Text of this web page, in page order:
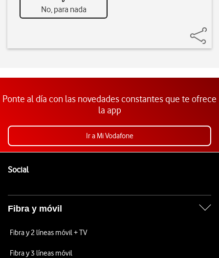
No, para nada
Ponte al día con las novedades constantes que te ofrece
la app
Ir a Mi Vodafone
SocialEnlaces a las redes sociales de Vodafone
Fibra y móvil
Fibra y 2 líneas móvil + TV
Fibra y 3 líneas móvil